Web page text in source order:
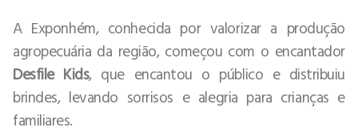
A Exponhém, conhecida por valorizar a produção
agropecuária da região, começou com o encantador
Desfile Kids, que encantou o público e distribuiu
brindes, levando sorrisos e alegria para crianças e
familiares.